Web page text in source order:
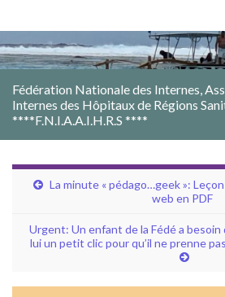
Fédération Nationale des Internes,
Internes des Hôpitaux de Régions
****F.N.I.A.A.I.H.R.S ****
La minute « pédago…geek »:
web en PDF
Urgent: Un enfant de la Fédé a
lui un petit clic pour qu’il ne prenne